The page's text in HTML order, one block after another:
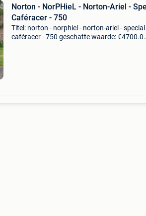
Norton - NorPHieL - Norton-Ariel -
Caféracer - 750
Titel: norton - norphiel - norton-ariel - special
caféracer - 750 geschatte waarde: €4700.0